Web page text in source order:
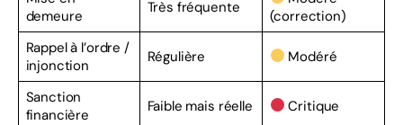
demeure
Très fréquente
(correction)
Rappel à l’ordre /
injonction
Régulière Modéré
Sanction
financière
Faible mais réelle Critique